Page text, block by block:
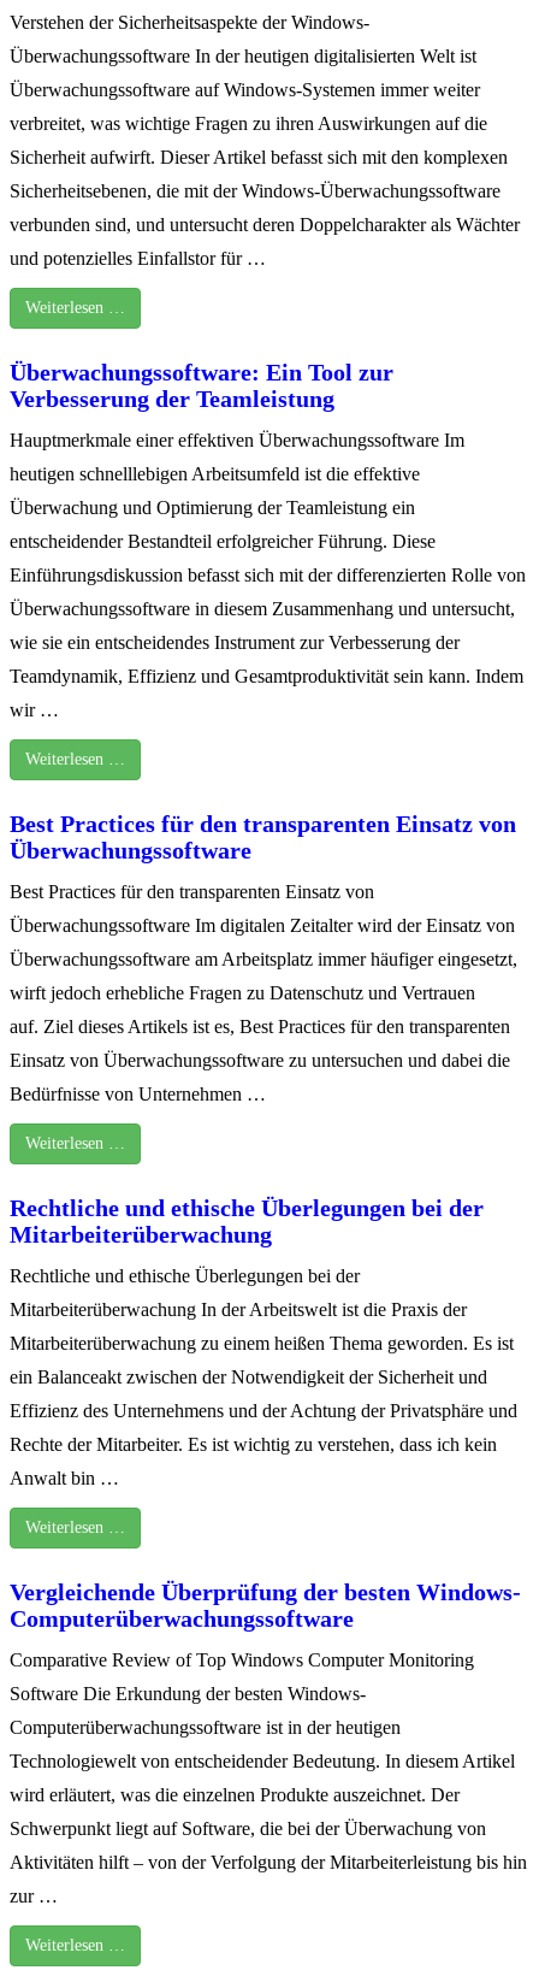
Verstehen der Sicherheitsaspekte der Windows-
Überwachungssoftware In der heutigen digitalisierten Welt ist
Überwachungssoftware auf Windows-Systemen immer weiter
verbreitet, was wichtige Fragen zu ihren Auswirkungen auf die
Sicherheit aufwirft. Dieser Artikel befasst sich mit den komplexen
Sicherheitsebenen, die mit der Windows-Überwachungssoftware
verbunden sind, und untersucht deren Doppelcharakter als Wächter
und potenzielles Einfallstor für …
Weiterlesen …
Überwachungssoftware: Ein Tool zur
Verbesserung der Teamleistung
Hauptmerkmale einer effektiven Überwachungssoftware Im
heutigen schnelllebigen Arbeitsumfeld ist die effektive
Überwachung und Optimierung der Teamleistung ein
entscheidender Bestandteil erfolgreicher Führung. Diese
Einführungsdiskussion befasst sich mit der differenzierten Rolle von
Überwachungssoftware in diesem Zusammenhang und untersucht,
wie sie ein entscheidendes Instrument zur Verbesserung der
Teamdynamik, Effizienz und Gesamtproduktivität sein kann. Indem
wir …
Weiterlesen …
Best Practices für den transparenten Einsatz von
Überwachungssoftware
Best Practices für den transparenten Einsatz von
Überwachungssoftware Im digitalen Zeitalter wird der Einsatz von
Überwachungssoftware am Arbeitsplatz immer häufiger eingesetzt,
wirft jedoch erhebliche Fragen zu Datenschutz und Vertrauen
auf. Ziel dieses Artikels ist es, Best Practices für den transparenten
Einsatz von Überwachungssoftware zu untersuchen und dabei die
Bedürfnisse von Unternehmen …
Weiterlesen …
Rechtliche und ethische Überlegungen bei der
Mitarbeiterüberwachung
Rechtliche und ethische Überlegungen bei der
Mitarbeiterüberwachung In der Arbeitswelt ist die Praxis der
Mitarbeiterüberwachung zu einem heißen Thema geworden. Es ist
ein Balanceakt zwischen der Notwendigkeit der Sicherheit und
Effizienz des Unternehmens und der Achtung der Privatsphäre und
Rechte der Mitarbeiter. Es ist wichtig zu verstehen, dass ich kein
Anwalt bin …
Weiterlesen …
Vergleichende Überprüfung der besten Windows-
Computerüberwachungssoftware
Comparative Review of Top Windows Computer Monitoring
Software Die Erkundung der besten Windows-
Computerüberwachungssoftware ist in der heutigen
Technologiewelt von entscheidender Bedeutung. In diesem Artikel
wird erläutert, was die einzelnen Produkte auszeichnet. Der
Schwerpunkt liegt auf Software, die bei der Überwachung von
Aktivitäten hilft – von der Verfolgung der Mitarbeiterleistung bis hin
zur …
Weiterlesen …